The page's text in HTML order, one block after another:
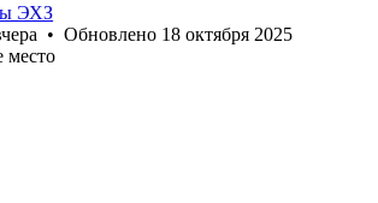
ЭХЗ
• Обновлено 18 октября 2025
место